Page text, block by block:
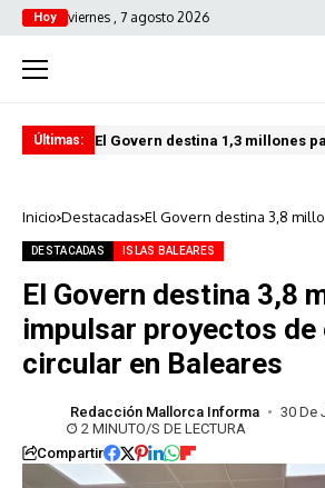
Hoy viernes , 7 agosto 2026
Últimas: El Govern destina 1,3 millones
Inicio Destacadas El Govern destina 3,8
DESTACADAS ISLAS BALEARES
El Govern destina 3,8
impulsar proyectos de
circular en Baleares
Redacción Mallorca Informa
30 De
2 MINUTO/S DE LECTURA
Compartir